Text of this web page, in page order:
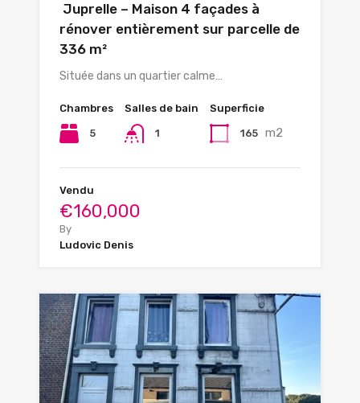
Juprelle – Maison 4 façades à
rénover entièrement sur parcelle de
336 m²
Située dans un quartier calme…
Chambres
5
Salles de bain
1
Superficie
165 m2
Vendu
€160,000
By
Ludovic Denis